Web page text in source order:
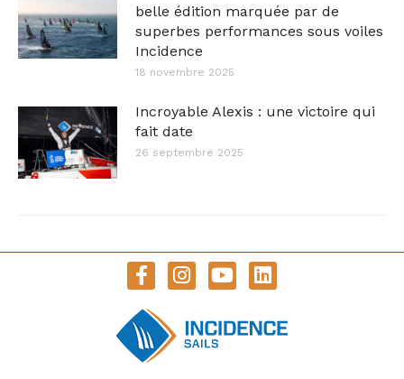
belle édition marquée par de
superbes performances sous voiles
Incidence
18 novembre 2025
Incroyable Alexis : une victoire qui
fait date
26 septembre 2025